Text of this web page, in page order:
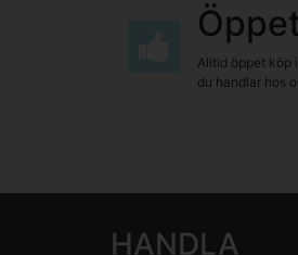
Alltid öppet köp
du handlar hos
HANDLA